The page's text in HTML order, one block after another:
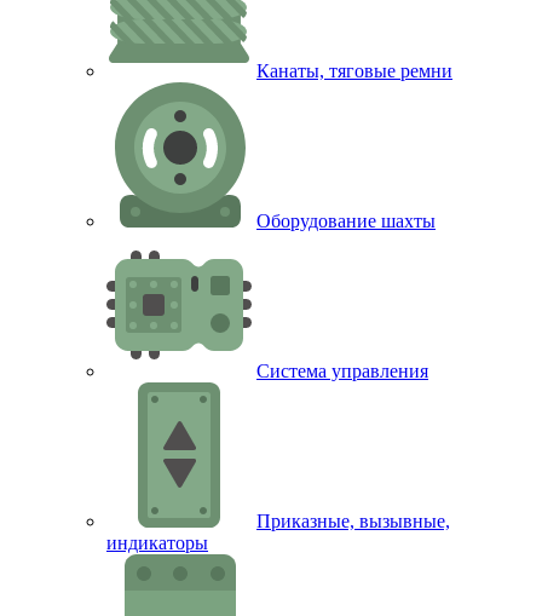
Канаты, тяговые ремни
Оборудование шахты
Система управления
Приказные, вызывные,
индикаторы